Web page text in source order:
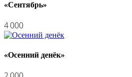
«Сентябрь»
4 000
«Осенний денёк»